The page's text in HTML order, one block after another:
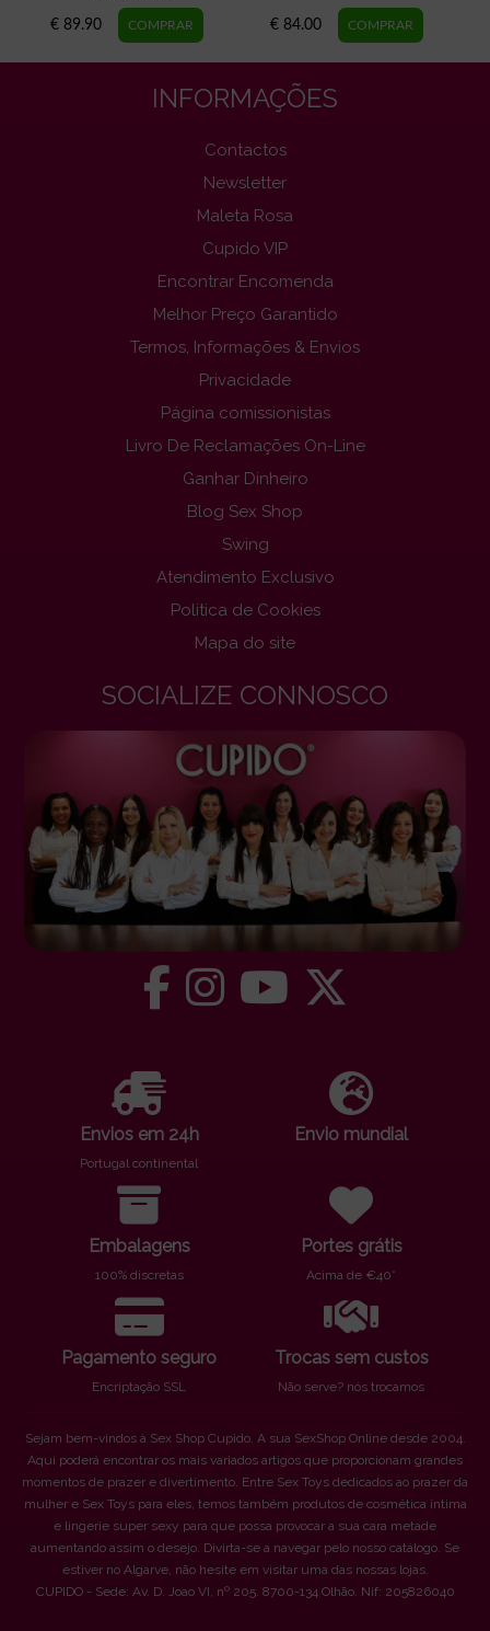
€ 89.90 € 84.00
INFORMAÇÕES
Contactos
Newsletter
Maleta Rosa
Cupido VIP
Encontrar Encomenda
Melhor Preço Garantido
Termos, Informações & Envios
Privacidade
Página comissionistas
Livro De Reclamações On-Line
Ganhar Dinheiro
Blog Sex Shop
Swing
Atendimento Exclusivo
Politica de Cookies
Mapa do site
SOCIALIZE CONNOSCO
Envios em 24h
Portugal continental
Envio mundial
Embalagens
100% discretas
Portes grátis
Acima de €40*
Pagamento seguro
Encriptação SSL
Trocas sem custos
Não serve? nós trocamos
Sejam bem-vindos à Sex Shop Cupido. A sua SexShop Online desde 2004.
Aqui poderá encontrar os mais variados artigos que proporcionam grandes
momentos de prazer e divertimento. Entre Sex Toys dedicados ao prazer da
mulher e Sex Toys para eles, temos também produtos de cosmética íntima
e lingerie super sexy para que possa provocar a sua cara metade
aumentando assim o desejo. Divirta-se a navegar pelo nosso catálogo. Se
estiver no Algarve, não hesite em visitar uma das nossas lojas.
CUPIDO - Sede: Av. D. Joao VI, nº 205. 8700-134 Olhão. Nif: 205826040